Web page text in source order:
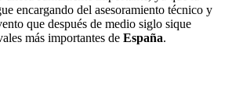
encargando del asesoramiento técnico y
que después de medio siglo sique
más importantes de España.